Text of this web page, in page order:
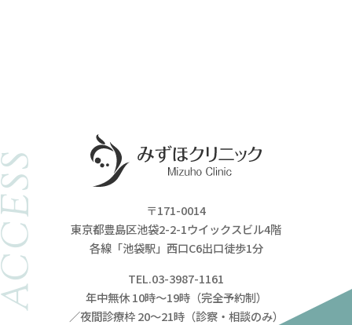
〒171-0014
東京都豊島区池袋2-2-1ウイックスビル4階
各線「池袋駅」西口C6出口徒歩1分
TEL.03-3987-1161
年中無休 10時～19時（完全予約制）
／夜間診療枠 20～21時（診察・相談のみ）